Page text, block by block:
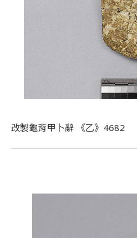
改製龜背甲卜辭 《乙》4682